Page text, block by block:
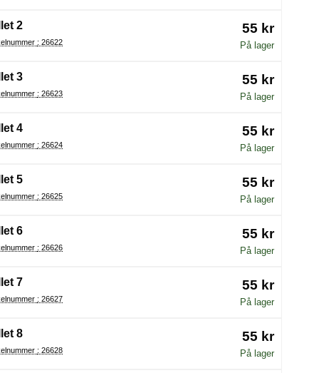
2
Artikelnummer : 26622
55 kr
På lager
3
Artikelnummer : 26623
55 kr
På lager
4
Artikelnummer : 26624
55 kr
På lager
5
Artikelnummer : 26625
55 kr
På lager
6
Artikelnummer : 26626
55 kr
På lager
7
Artikelnummer : 26627
55 kr
På lager
8
Artikelnummer : 26628
55 kr
På lager